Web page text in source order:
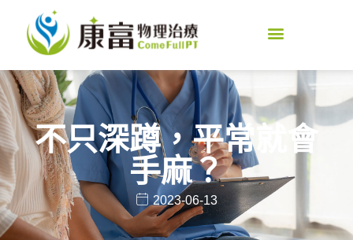
不只深蹲，平常就會
手麻？
2023-06-13